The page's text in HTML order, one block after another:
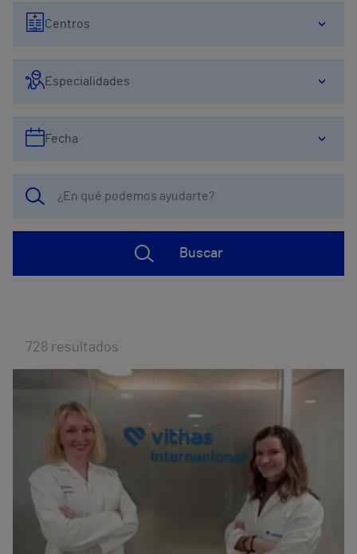
Comunicación
Centros
Especialidades
Fecha
Buscar
728 resultados